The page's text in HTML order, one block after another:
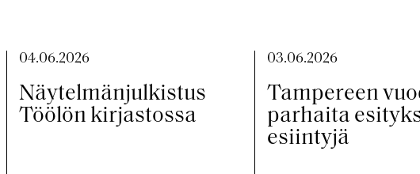
04.06.2026
Näytelmänjulkistus
Töölön kirjastossa
03.06.2026
Tampereen
parhaita
esiintyjä